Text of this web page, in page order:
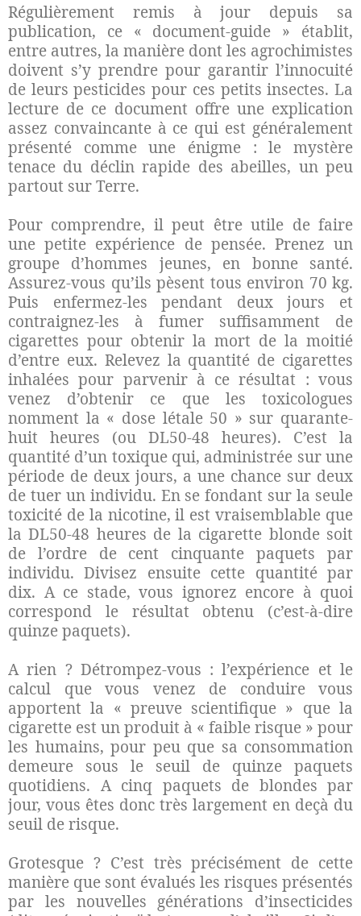
Régulièrement remis à jour depuis sa
publication, ce « document-guide » établit,
entre autres, la manière dont les agrochimistes
doivent s’y prendre pour garantir l’innocuité
de leurs pesticides pour ces petits insectes. La
lecture de ce document offre une explication
assez convaincante à ce qui est généralement
présenté comme une énigme : le mystère
tenace du déclin rapide des abeilles, un peu
partout sur Terre.
Pour comprendre, il peut être utile de faire
une petite expérience de pensée. Prenez un
groupe d’hommes jeunes, en bonne santé.
Assurez-vous qu’ils pèsent tous environ 70 kg.
Puis enfermez-les pendant deux jours et
contraignez-les à fumer suffisamment de
cigarettes pour obtenir la mort de la moitié
d’entre eux. Relevez la quantité de cigarettes
inhalées pour parvenir à ce résultat : vous
venez d’obtenir ce que les toxicologues
nomment la « dose létale 50 » sur quarante-
huit heures (ou DL50-48 heures). C’est la
quantité d’un toxique qui, administrée sur une
période de deux jours, a une chance sur deux
de tuer un individu. En se fondant sur la seule
toxicité de la nicotine, il est vraisemblable que
la DL50-48 heures de la cigarette blonde soit
de l’ordre de cent cinquante paquets par
individu. Divisez ensuite cette quantité par
dix. A ce stade, vous ignorez encore à quoi
correspond le résultat obtenu (c’est-à-dire
quinze paquets).
A rien ? Détrompez-vous : l’expérience et le
calcul que vous venez de conduire vous
apportent la « preuve scientifique » que la
cigarette est un produit à « faible risque » pour
les humains, pour peu que sa consommation
demeure sous le seuil de quinze paquets
quotidiens. A cinq paquets de blondes par
jour, vous êtes donc très largement en deçà du
seuil de risque.
Grotesque ? C’est très précisément de cette
manière que sont évalués les risques présentés
par les nouvelles générations d’insecticides